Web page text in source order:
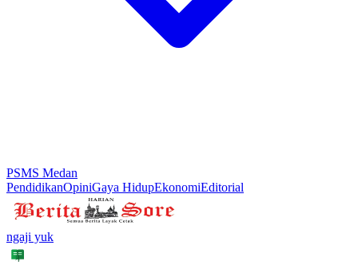
PSMS Medan
PendidikanOpiniGaya HidupEkonomiEditorial
ngaji yuk